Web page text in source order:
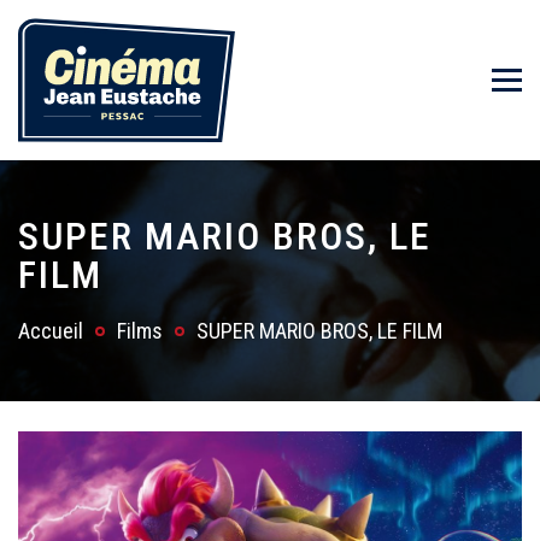
SUPER MARIO BROS, LE
FILM
Accueil Films SUPER MARIO BROS, LE FILM